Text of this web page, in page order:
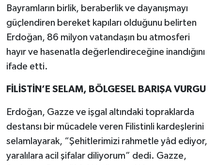
Bayramların birlik, beraberlik ve dayanışmayı
güçlendiren bereket kapıları olduğunu belirten
Erdoğan, 86 milyon vatandaşın bu atmosferi
hayır ve hasenatla değerlendireceğine inandığını
ifade etti.
FİLİSTİN’E SELAM, BÖLGESEL BARIŞA VURGU
Erdoğan, Gazze ve işgal altındaki topraklarda
destansı bir mücadele veren Filistinli kardeşlerini
selamlayarak, “Şehitlerimizi rahmetle yâd ediyor,
yaralılara acil şifalar diliyorum” dedi. Gazze,